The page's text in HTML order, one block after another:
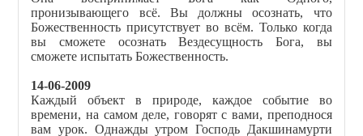
пронизывающего всё. Вы должны осознать, что
Божественность присутствует во всём. Только когда
вы сможете осознать Вездесущность Бога, вы
сможете испытать Божественность.
14-06-2009
Каждый объект в природе, каждое событие во
времени, на самом деле, говорят с вами, преподнося
вам урок. Однажды утром Господь Дакшинамурти